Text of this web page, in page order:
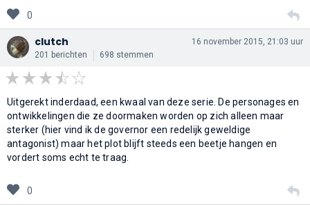
0
clutch
201 berichten 698 stemmen
16 november 2015, 21:03 uur
Uitgerekt inderdaad, een kwaal van deze serie. De personages en
ontwikkelingen die ze doormaken worden op zich alleen maar
sterker (hier vind ik de governor een redelijk geweldige
antagonist) maar het plot blijft steeds een beetje hangen en
vordert soms echt te traag.
0